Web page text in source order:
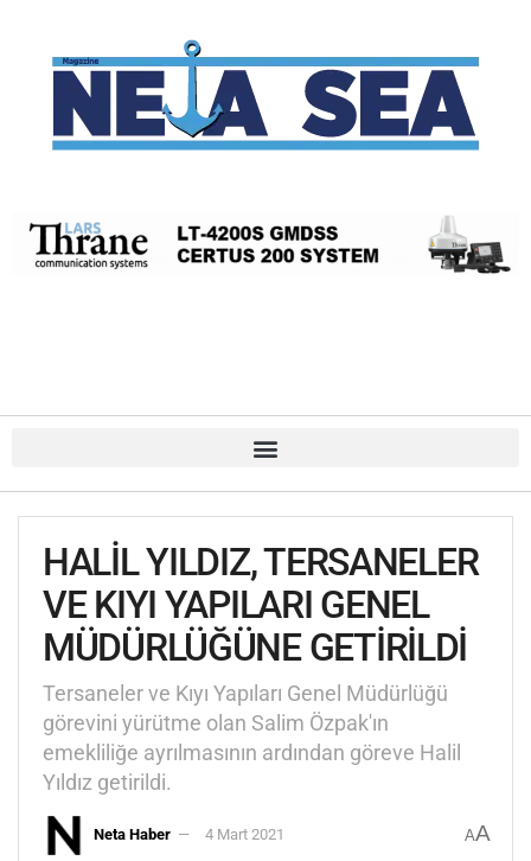
HALİL YILDIZ, TERSANELER
VE KIYI YAPILARI GENEL
MÜDÜRLÜĞÜNE GETİRİLDİ
Tersaneler ve Kıyı Yapıları Genel Müdürlüğü
görevini yürütme olan Salim Özpak'ın
emekliliğe ayrılmasının ardından göreve Halil
Yıldız getirildi.
Neta Haber 4 Mart 2021 AA